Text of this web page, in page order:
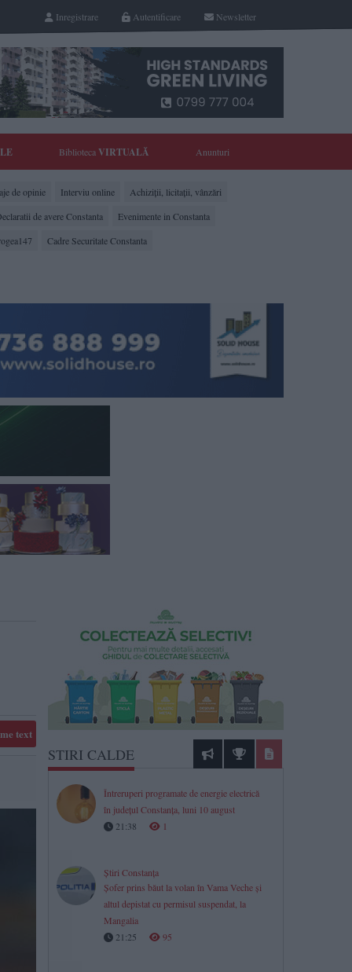
Newsletter
Autentificare
Inregistrare
BibliotecaVIRTUALĂ Anunturi
de opinie Interviu online
Achiziții, licitații, vânzări
de avere Constanta
Evenimente in Constanta
Cadre Securitate Constanta
text
STIRI CALDE
Întreruperi programate de energie electrică
în județul Constanța, luni 10 august
21:38
1
Știri Constanța
Șofer prins băut la volan în Vama Veche și
altul depistat cu permisul suspendat, la
Mangalia
21:25
95